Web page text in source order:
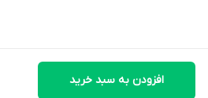
افزودن به سبد خرید